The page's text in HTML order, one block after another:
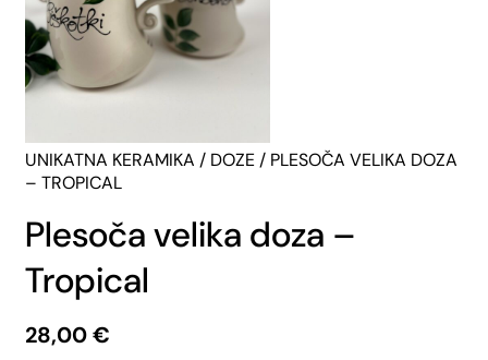
UNIKATNA KERAMIKA / DOZE / PLESOČA VELIKA DOZA
– TROPICAL
Plesoča velika doza –
Tropical
28,00€